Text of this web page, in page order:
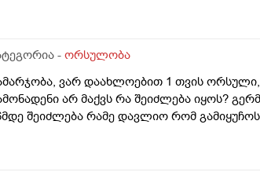
- ორსულობა
ვარ დაახლოებით 1 თვის
არ მაქვს რა შეიძლება იყოს?
შეიძლება რამე დავლიო რომ